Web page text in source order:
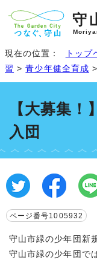
守
現在の位置： トップ
習 >青少年健全育成
【大募集
入団
ページ番号1005932
守山市緑の少年団新
守山市緑の少年団で